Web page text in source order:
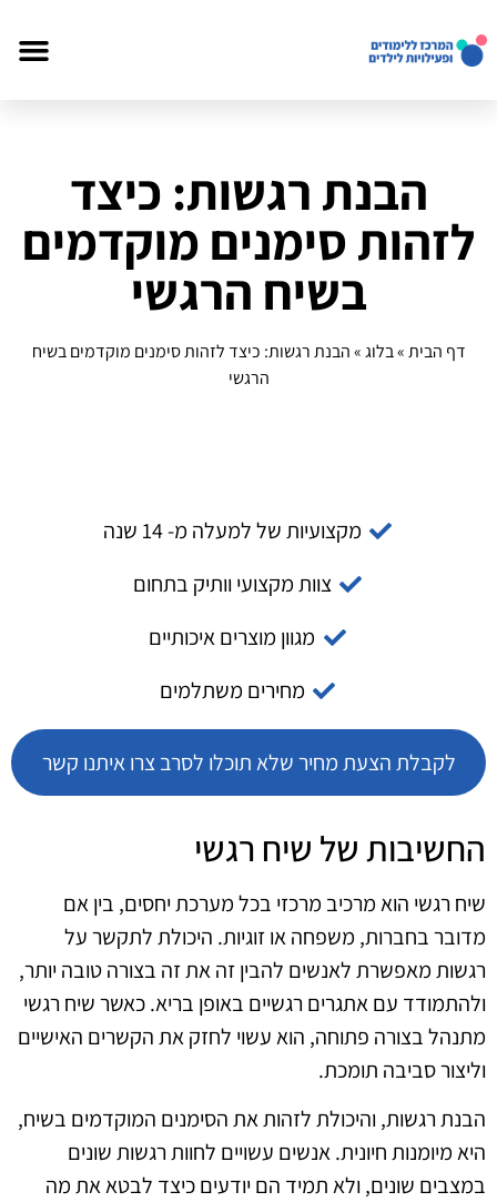
הבנת רגשות: כיצד
לזהות סימנים מוקדמים
בשיח הרגשי
דף הבית»בלוג»הבנת רגשות: כיצד לזהות סימנים מוקדמים בשיח
הרגשי
מקצועיות של למעלה מ- 14 שנה
צוות מקצועי וותיק בתחום
מגוון מוצרים איכותיים
מחירים משתלמים
לקבלת הצעת מחיר שלא תוכלו לסרב צרו איתנו קשר
החשיבות של שיח רגשי
שיח רגשי הוא מרכיב מרכזי בכל מערכת יחסים, בין אם
מדובר בחברות, משפחה או זוגיות. היכולת לתקשר על
רגשות מאפשרת לאנשים להבין זה את זה בצורה טובה יותר,
ולהתמודד עם אתגרים רגשיים באופן בריא. כאשר שיח רגשי
מתנהל בצורה פתוחה, הוא עשוי לחזק את הקשרים האישיים
וליצור סביבה תומכת.
הבנת רגשות, והיכולת לזהות את הסימנים המוקדמים בשיח,
היא מיומנות חיונית. אנשים עשויים לחוות רגשות שונים
במצבים שונים, ולא תמיד הם יודעים כיצד לבטא את מה